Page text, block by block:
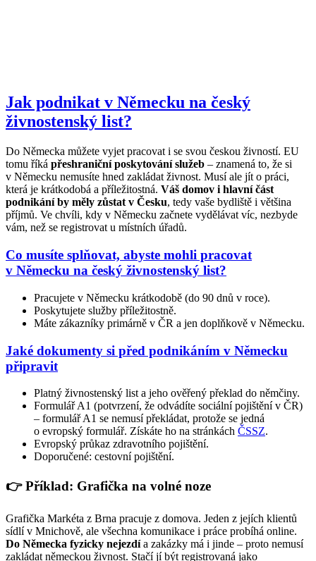
Jak podnikat v Německu na český
živnostenský list?
Do Německa můžete vyjet pracovat i se svou českou živností. EU
tomu říká přeshraniční poskytování služeb – znamená to, že si
v Německu nemusíte hned zakládat živnost. Musí ale jít o práci,
která je krátkodobá a příležitostná. Váš domov i hlavní část
podnikání by měly zůstat v Česku, tedy vaše bydliště i většina
příjmů. Ve chvíli, kdy v Německu začnete vydělávat víc, nezbyde
vám, než se registrovat u místních úřadů.
Co musíte splňovat, abyste mohli pracovat
v Německu na český živnostenský list?
Pracujete v Německu krátkodobě (do 90 dnů v roce).
Poskytujete služby příležitostně.
Máte zákazníky primárně v ČR a jen doplňkově v Německu.
Jaké dokumenty si před podnikáním v Německu
připravit
Platný živnostenský list a jeho ověřený překlad do němčiny.
Formulář A1 (potvrzení, že odvádíte sociální pojištění v ČR)
– formulář A1 se nemusí překládat, protože se jedná
o evropský formulář. Získáte ho na stránkách ČSSZ.
Evropský průkaz zdravotního pojištění.
Doporučené: cestovní pojištění.
👉 Příklad: Grafička na volné noze
Grafička Markéta z Brna pracuje z domova. Jeden z jejích klientů
sídlí v Mnichově, ale všechna komunikace i práce probíhá online.
Do Německa fyzicky nejezdía zakázky má i jinde – proto nemusí
zakládat německou živnost. Stačí jí být registrovaná jako